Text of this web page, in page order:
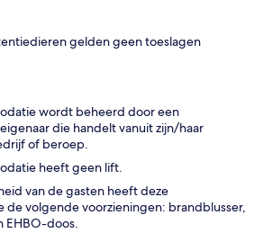
gelden geen toeslagen
wordt beheerd door een
die handelt vanuit zijn/haar
of beroep.
heeft geen lift.
van de gasten heeft deze
de volgende voorzieningen: brandblusser,
EHBO-doos.